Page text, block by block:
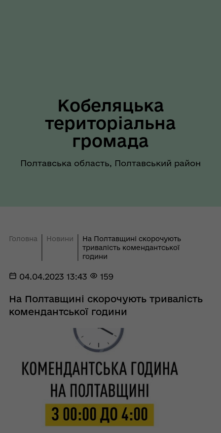
Кобеляцька
територіальна
громада
Полтавська область, Полтавський район
Головна Новини
На Полтавщині скорочують
тривалість комендантської
години
04.04.2023 13:43 159
На Полтавщині скорочують тривалість
комендантської години